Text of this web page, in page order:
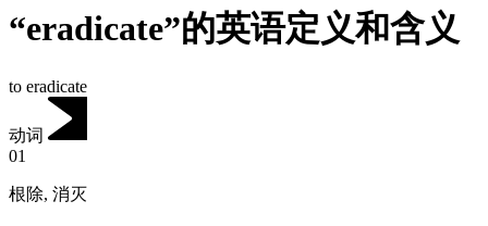
“eradicate”的英语定义和含义
to eradicate
动词
01
根除, 消灭